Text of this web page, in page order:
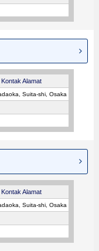
Kontak Alamat
Suita-shi, Osaka
Kontak Alamat
Suita-shi, Osaka